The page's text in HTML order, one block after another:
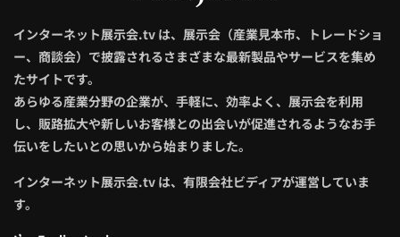
インターネット展示会.tv は、展示会（産業見本市、トレードショ
ー、商談会）で披露されるさまざまな最新製品やサービスを集め
たサイトです。
あらゆる産業分野の企業が、手軽に、効率よく、展示会を利用
し、販路拡大や新しいお客様との出会いが促進されるようなお手
伝いをしたいとの思いから始まりました。
インターネット展示会.tv は、有限会社ビディアが運営していま
す。